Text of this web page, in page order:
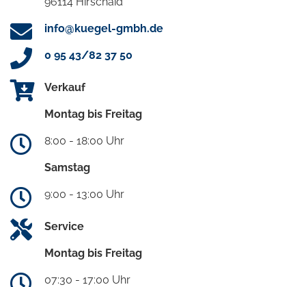
info@kuegel-gmbh.de
0 95 43/82 37 50
Verkauf
Montag bis Freitag
8:00 - 18:00 Uhr
Samstag
9:00 - 13:00 Uhr
Service
Montag bis Freitag
07:30 - 17:00 Uhr